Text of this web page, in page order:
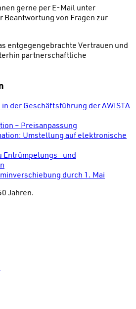
gerne per E-Mail unter
Beantwortung von Fragen zur
entgegengebrachte Vertrauen und
partnerschaftliche
der Geschäftsführung der AWISTA
– Preisanpassung
Umstellung auf elektronische
Entrümpelungs- und
durch 1. Mai
Jahren.